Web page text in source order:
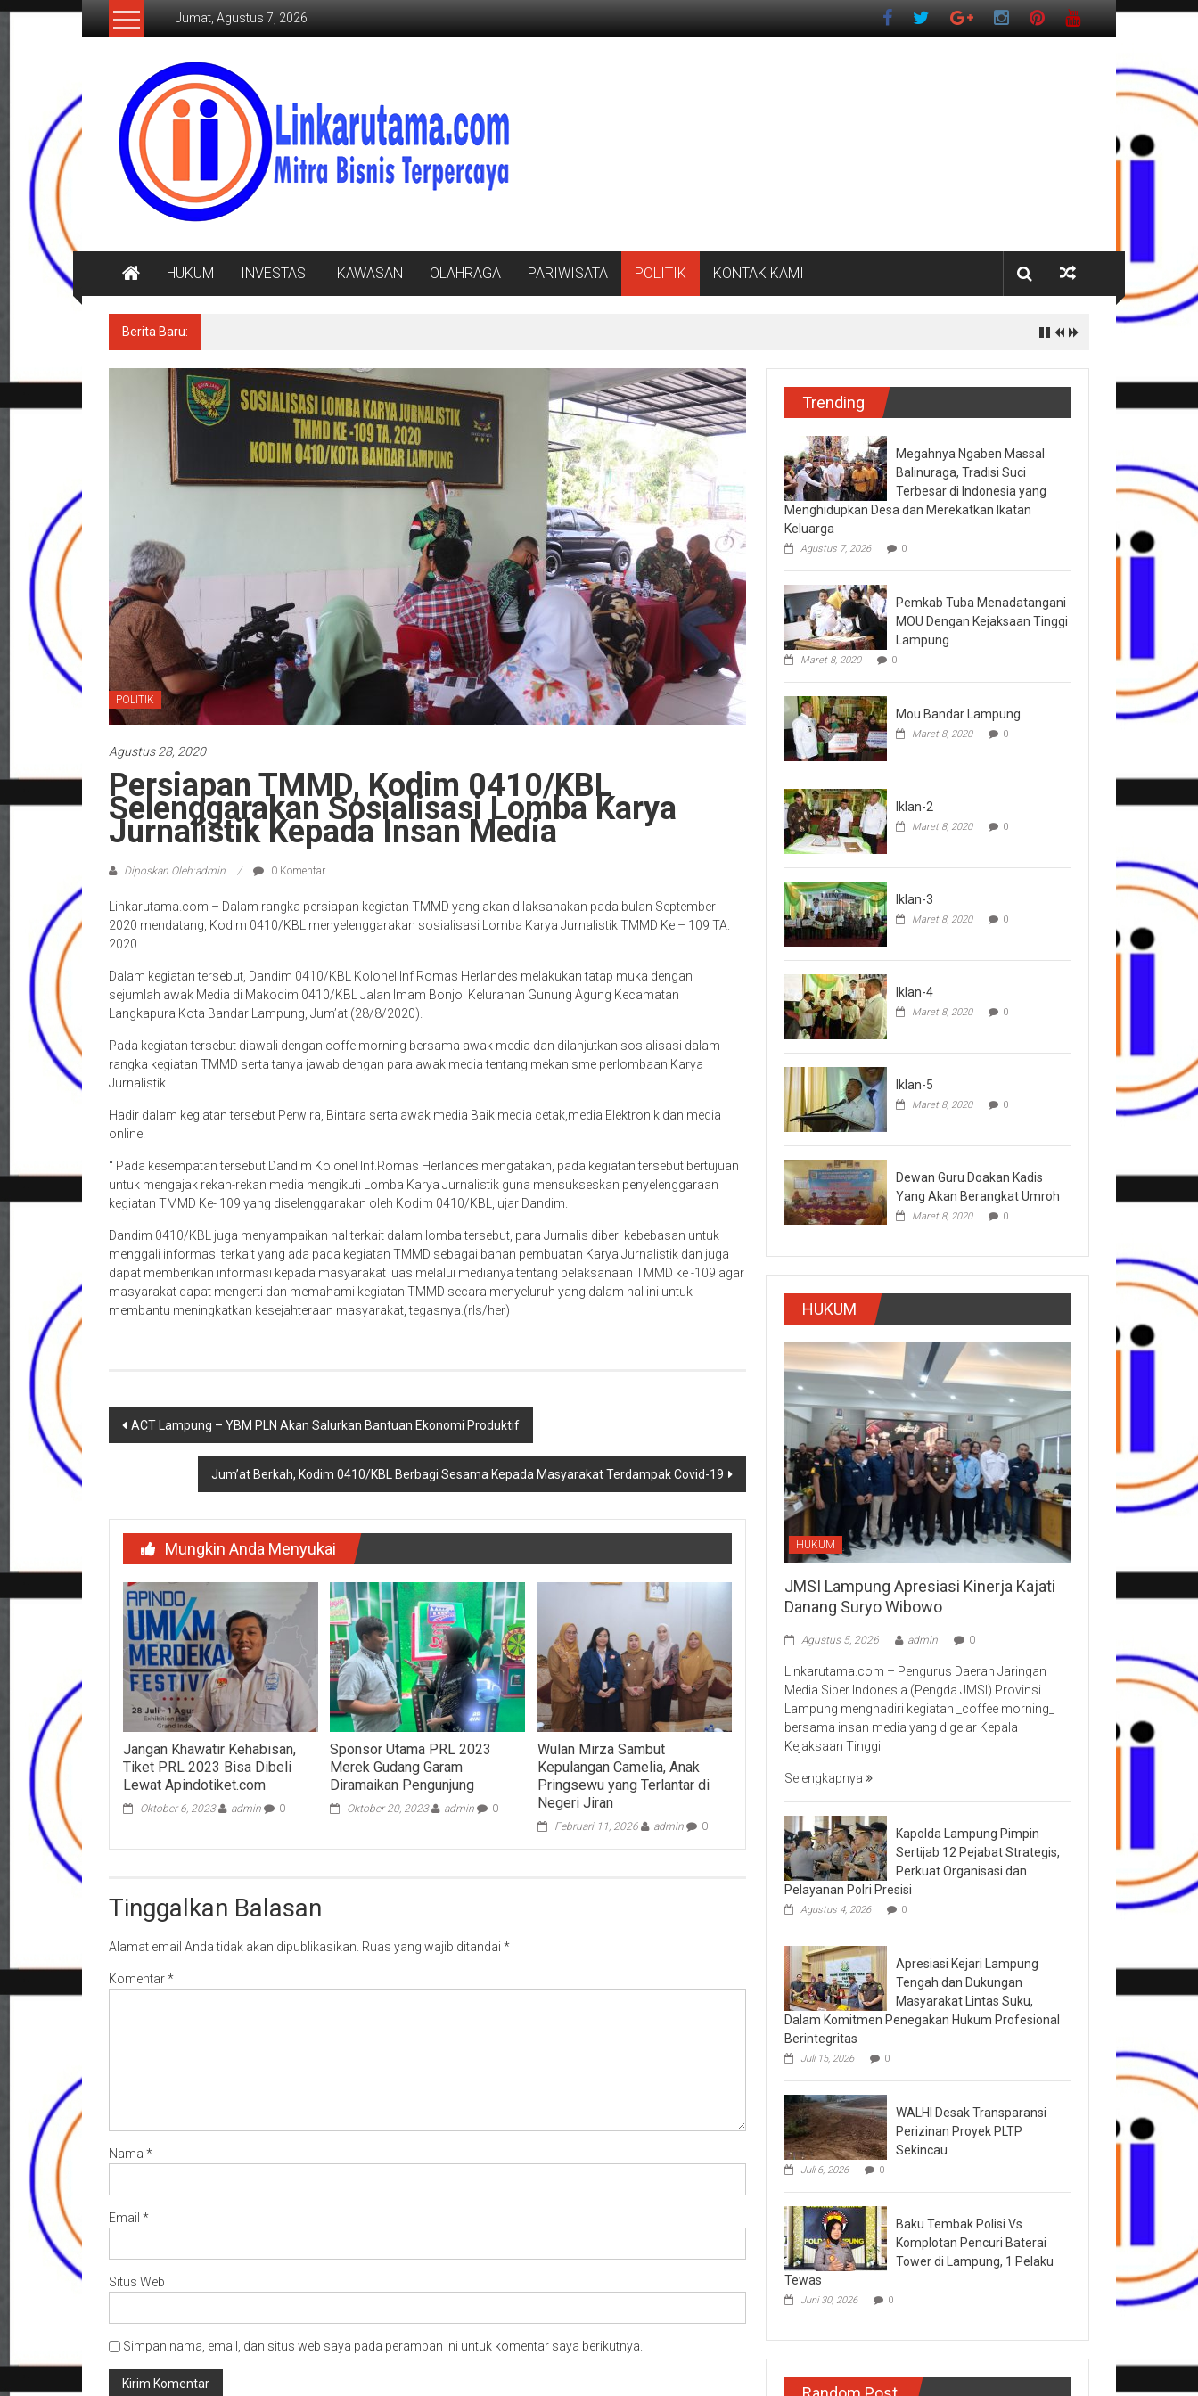
Lompat
Jumat, Agustus 7, 2026
LINKARUTAMA.COM
Mitra
Bisnis
Terpercaya
HUKUM INVESTASI KAWASAN OLAHRAGA PARIWISATA POLITIK KONTAK KAMI
Berita Baru:
POLITIK
Agustus 28, 2020
Persiapan TMMD, Kodim 0410/KBL
Selenggarakan Sosialisasi Lomba Karya
Jurnalistik Kepada Insan Media
Diposkan Oleh:admin 0 Komentar
Linkarutama.com – Dalam rangka persiapan kegiatan TMMD yang akan dilaksanakan pada bulan September
2020 mendatang, Kodim 0410/KBL menyelenggarakan sosialisasi Lomba Karya Jurnalistik TMMD Ke – 109 TA.
2020.
Dalam kegiatan tersebut, Dandim 0410/KBL Kolonel Inf Romas Herlandes melakukan tatap muka dengan
sejumlah awak Media di Makodim 0410/KBL Jalan Imam Bonjol Kelurahan Gunung Agung Kecamatan
Langkapura Kota Bandar Lampung, Jum’at (28/8/2020).
Pada kegiatan tersebut diawali dengan coffe morning bersama awak media dan dilanjutkan sosialisasi dalam
rangka kegiatan TMMD serta tanya jawab dengan para awak media tentang mekanisme perlombaan Karya
Jurnalistik .
Hadir dalam kegiatan tersebut Perwira, Bintara serta awak media Baik media cetak,media Elektronik dan media
online.
“ Pada kesempatan tersebut Dandim Kolonel Inf.Romas Herlandes mengatakan, pada kegiatan tersebut bertujuan
untuk mengajak rekan-rekan media mengikuti Lomba Karya Jurnalistik guna mensukseskan penyelenggaraan
kegiatan TMMD Ke- 109 yang diselenggarakan oleh Kodim 0410/KBL, ujar Dandim.
Dandim 0410/KBL juga menyampaikan hal terkait dalam lomba tersebut, para Jurnalis diberi kebebasan untuk
menggali informasi terkait yang ada pada kegiatan TMMD sebagai bahan pembuatan Karya Jurnalistik dan juga
dapat memberikan informasi kepada masyarakat luas melalui medianya tentang pelaksanaan TMMD ke -109 agar
masyarakat dapat mengerti dan memahami kegiatan TMMD secara menyeluruh yang dalam hal ini untuk
membantu meningkatkan kesejahteraan masyarakat, tegasnya.(rls/her)
Navigasi
ACT Lampung – YBM PLN Akan Salurkan Bantuan Ekonomi Produktif
Jum’at Berkah, Kodim 0410/KBL Berbagi Sesama Kepada Masyarakat Terdampak Covid-19
Mungkin Anda Menyukai
Jangan Khawatir Kehabisan,
Tiket PRL 2023 Bisa Dibeli
Lewat Apindotiket.com
Oktober 6, 2023 admin 0
Sponsor Utama PRL 2023
Merek Gudang Garam
Diramaikan Pengunjung
Oktober 20, 2023 admin 0
Wulan Mirza Sambut
Kepulangan Camelia, Anak
Pringsewu yang Terlantar di
Negeri Jiran
Februari 11, 2026 admin 0
Tinggalkan Balasan
Alamat email Anda tidak akan dipublikasikan. Ruas yang wajib ditandai *
Komentar*
Nama *
Email *
Situs Web
Simpan nama, email, dan situs web saya pada peramban ini untuk komentar saya berikutnya.
Trending
Megahnya Ngaben Massal
Balinuraga, Tradisi Suci
Terbesar di Indonesia yang
Menghidupkan Desa dan Merekatkan Ikatan
Keluarga
Agustus 7, 2026 0
Pemkab Tuba Menadatangani
MOU Dengan Kejaksaan Tinggi
Lampung
Maret 8, 2020 0
Mou Bandar Lampung
Maret 8, 2020 0
Iklan-2
Maret 8, 2020 0
Iklan-3
Maret 8, 2020 0
Iklan-4
Maret 8, 2020 0
Iklan-5
Maret 8, 2020 0
Dewan Guru Doakan Kadis
Yang Akan Berangkat Umroh
Maret 8, 2020 0
HUKUM
HUKUM
JMSI Lampung Apresiasi Kinerja Kajati
Danang Suryo Wibowo
Agustus 5, 2026 admin 0
Linkarutama.com – Pengurus Daerah Jaringan
Media Siber Indonesia (Pengda JMSI) Provinsi
Lampung menghadiri kegiatan _coffee morning_
bersama insan media yang digelar Kepala
Kejaksaan Tinggi
Selengkapnya
Kapolda Lampung Pimpin
Sertijab 12 Pejabat Strategis,
Perkuat Organisasi dan
Pelayanan Polri Presisi
Agustus 4, 2026 0
Apresiasi Kejari Lampung
Tengah dan Dukungan
Masyarakat Lintas Suku,
Dalam Komitmen Penegakan Hukum Profesional
Berintegritas
Juli 15, 2026 0
WALHI Desak Transparansi
Perizinan Proyek PLTP
Sekincau
Juli 6, 2026 0
Baku Tembak Polisi Vs
Komplotan Pencuri Baterai
Tower di Lampung, 1 Pelaku
Tewas
Juni 30, 2026 0